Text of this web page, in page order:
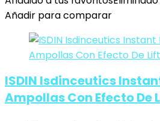
Añadir para comparar
ISDIN Isdinceutics
Ampollas Con Efecto De